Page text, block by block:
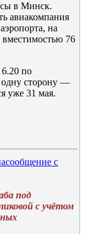
в Минск.
авиакомпания
на
вместимостью 76
по
одну сторону —
уже 31 мая.
с
под
с учётом